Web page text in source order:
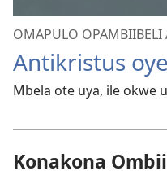
OMAPULO OPAMBIIBELI
Antikristus
Mbela ote uya, ile okwe
Konakona